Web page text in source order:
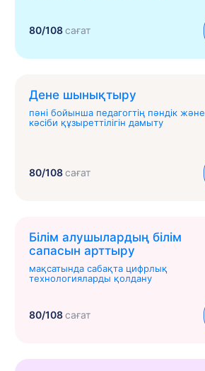
80/108сағат
Дене шынықтыру
пәні бойынша педагогтің пәндік және
кәсіби құзыреттілігін дамыту
80/108сағат
Білім алушылардың білім
сапасын арттыру
мақсатында сабақта цифрлық
технологияларды қолдану
80/108сағат